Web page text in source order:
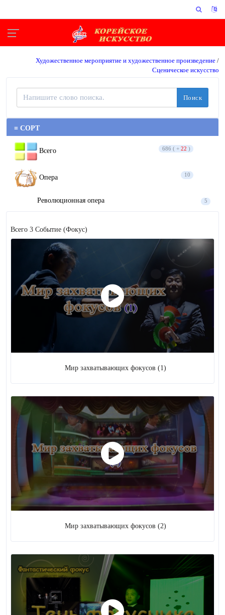
Художественное мероприятие и художественное произведение /
Сценическое искусство
Поиск
≡ СОРТ
Всего 686 ( + 22 )
Опера 10
Революционная опера 5
Спектакль 5
Революционный
спектакль
Спектакль
Музыка 621 ( + 20)
музыка
Хореография 27
Цирк 23 ( +
Цирк
Фокус
Кукольная драма
Всего 3 Событие (Фокус)
Мир захватывающих фокусов (1)
Мир захватывающих фокусов (2)